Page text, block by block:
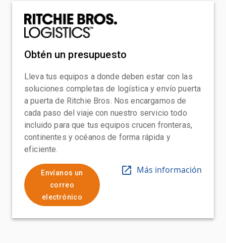
Obtén un presupuesto
Lleva tus equipos a donde deben estar con las
soluciones completas de logística y envío puerta
a puerta de Ritchie Bros. Nos encargamos de
cada paso del viaje con nuestro servicio todo
incluido para que tus equipos crucen fronteras,
continentes y océanos de forma rápida y
eficiente.
Envíanos un
correo
electrónico
Más información